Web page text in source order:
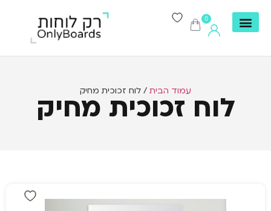
0
עמוד הבית / לוח זכוכית מחיק
לוח זכוכית מחיק